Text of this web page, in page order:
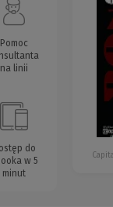
Pomoc
na linii
do
w 5
minut